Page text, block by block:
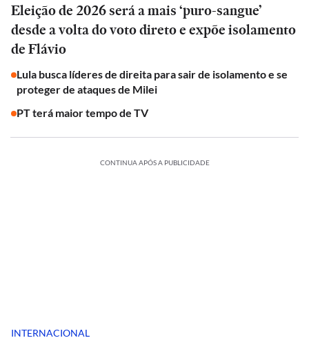
Eleição de 2026 será a mais ‘puro-sangue’
desde a volta do voto direto e expõe isolamento
de Flávio
Lula busca líderes de direita para sair de isolamento e se
proteger de ataques de Milei
PT terá maior tempo de TV
CONTINUA APÓS A PUBLICIDADE
INTERNACIONAL